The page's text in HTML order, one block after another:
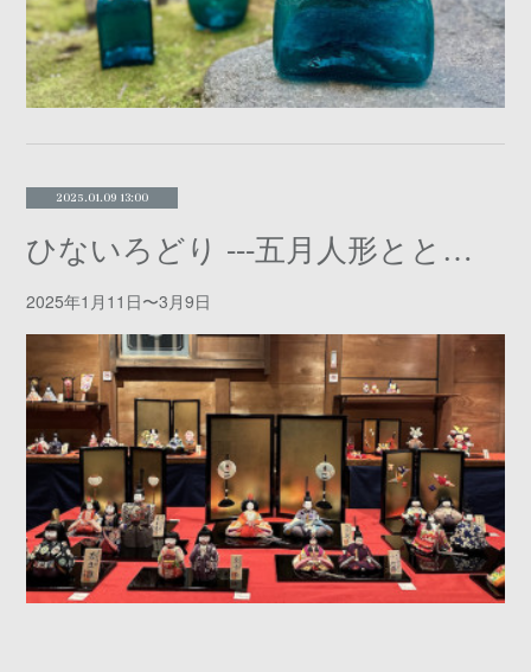
2025.01.09 13:00
ひないろどり ⁃⁃⁃五月人形とともに⁃⁃⁃
2025年1月11日〜3月9日